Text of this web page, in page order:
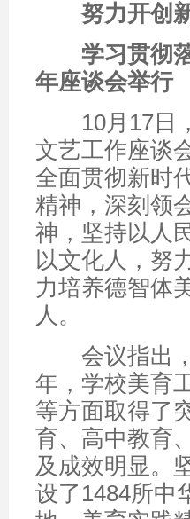
努力开创
学习贯彻
年座谈会举行
10月17日，
文艺工作座谈
全面贯彻新时
精神，深刻领
神，坚持以人
以文化人，努
力培养德智体
人。
会议指出，
年，学校美育
等方面取得了
育、高中教育
及成效明显。
设了1484所中